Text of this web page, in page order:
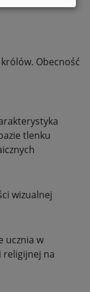
metanoi w
Obecność
tlenku
wizualnej
ucznia w
religijnej na